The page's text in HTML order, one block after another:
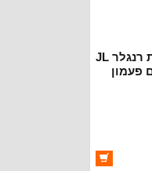
גומיה לציריה קדמית רנגלר JL